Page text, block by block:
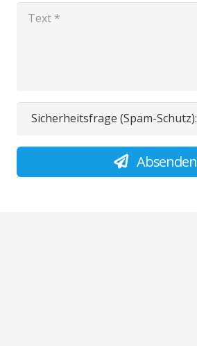
Sicherheitsfrage (Spam-Schutz):
Absenden